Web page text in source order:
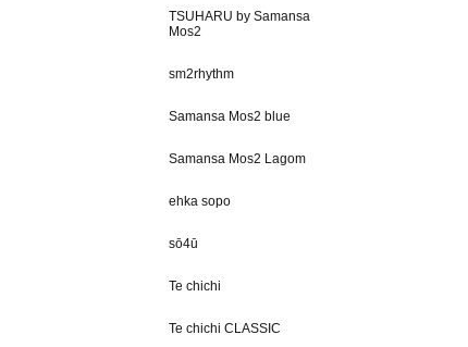
TSUHARU by Samansa
Mos2
sm2rhythm
Samansa Mos2 blue
Samansa Mos2 Lagom
ehka sopo
sō4ū
Te chichi
Te chichi CLASSIC